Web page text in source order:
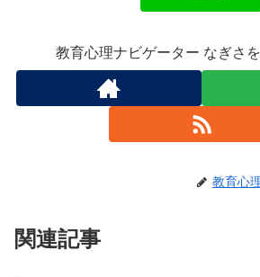
教育心理ナビゲーター なぎさ
教育心
関連記事